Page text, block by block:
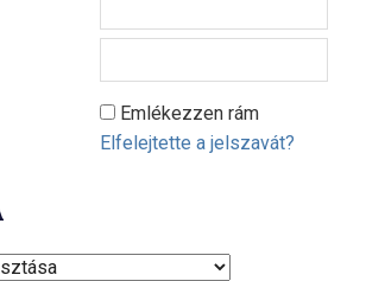
Emlékezzen rám
Elfelejtette a jelszavát?